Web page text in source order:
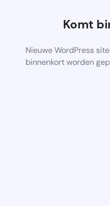
Komt
Nieuwe WordPress
binnenkort worden